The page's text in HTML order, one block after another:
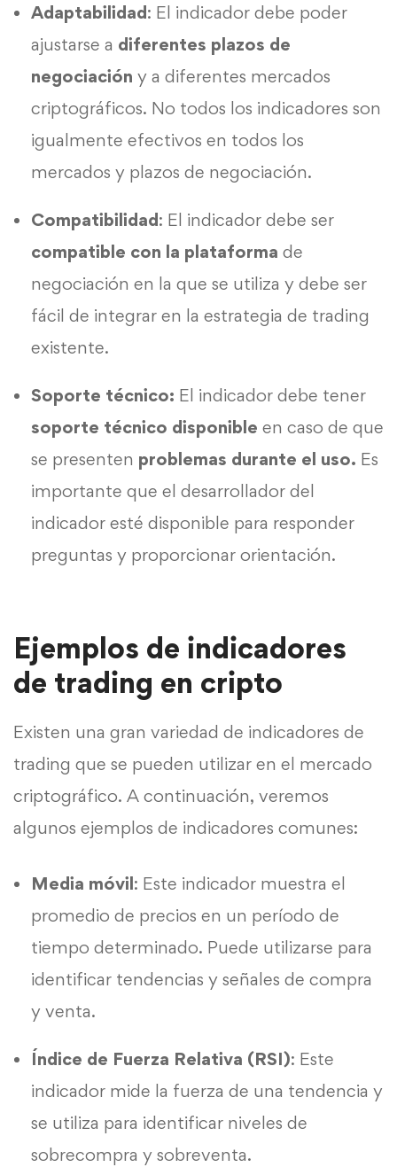
Adaptabilidad: El indicador debe poder
ajustarse a diferentes plazos de
negociación y a diferentes mercados
criptográficos. No todos los indicadores son
igualmente efectivos en todos los
mercados y plazos de negociación.
Compatibilidad: El indicador debe ser
compatible con la plataforma de
negociación en la que se utiliza y debe ser
fácil de integrar en la estrategia de trading
existente.
Soporte técnico: El indicador debe tener
soporte técnico disponible en caso de que
se presenten problemas durante el uso. Es
importante que el desarrollador del
indicador esté disponible para responder
preguntas y proporcionar orientación.
Ejemplos de indicadores
de trading en cripto
Existen una gran variedad de indicadores de
trading que se pueden utilizar en el mercado
criptográfico. A continuación, veremos
algunos ejemplos de indicadores comunes:
Media móvil: Este indicador muestra el
promedio de precios en un período de
tiempo determinado. Puede utilizarse para
identificar tendencias y señales de compra
y venta.
Índice de Fuerza Relativa (RSI): Este
indicador mide la fuerza de una tendencia y
se utiliza para identificar niveles de
sobrecompra y sobreventa.